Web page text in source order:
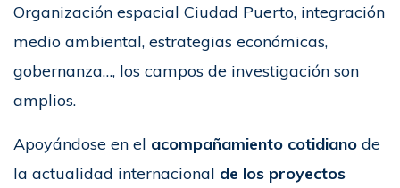
Organización espacial Ciudad Puerto, integración
medio ambiental, estrategias económicas,
gobernanza…, los campos de investigación son
amplios.
Apoyándose en el acompañamiento cotidiano de
la actualidad internacional de los proyectos